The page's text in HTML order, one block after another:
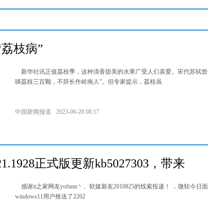
枝病”
新华社讯正值荔枝季，这种清香甜美的水果广受人们喜爱。宋代苏轼曾
啖荔枝三百颗，不辞长作岭南人”。但专家提示，荔枝虽
中国新闻报道 2023-06-28 08:17
正式版更新kb5027303，带来
感谢it之家网友yofunn丶、软媒新友2010825的线索投递！ ，微软今日
windows11用户推送了2262